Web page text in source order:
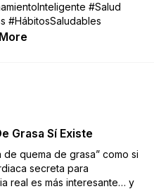
#Salud
#HábitosSaludables
Grasa Sí Existe
quema de grasa” como si
secreta para
real es más interesante… y